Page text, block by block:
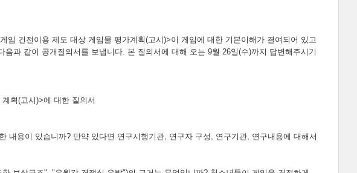
임 건전이용 제도 대상 게임물 평가계획(고시)>이 게임에 대한 기본이해가 결여되어 있고
과 같이 공개질의서를 보냅니다. 본 질의서에 대해 오는 9월 26일(수)까지 답변해주시기
획(고시)>에 대한 질의서
내용이 있습니까? 만약 있다면 연구시행기관, 연구자 구성, 연구기관, 연구내용에 대해서